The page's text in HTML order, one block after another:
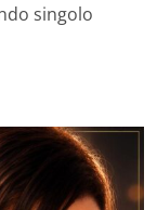
singolo